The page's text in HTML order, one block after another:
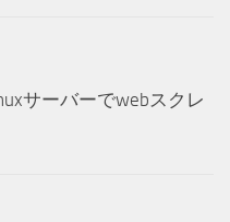
サーバーでwebスクレ